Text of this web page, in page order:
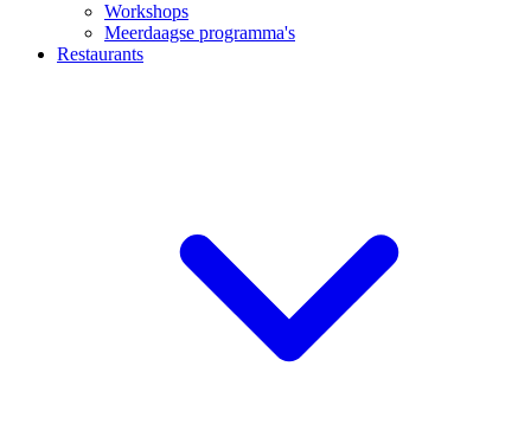
Workshops
Meerdaagse programma's
Restaurants